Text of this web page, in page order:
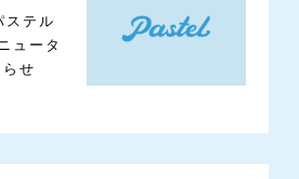
テル
ュータ
せ